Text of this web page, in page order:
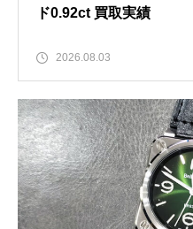
ド0.92ct 買取実績
2026.08.03